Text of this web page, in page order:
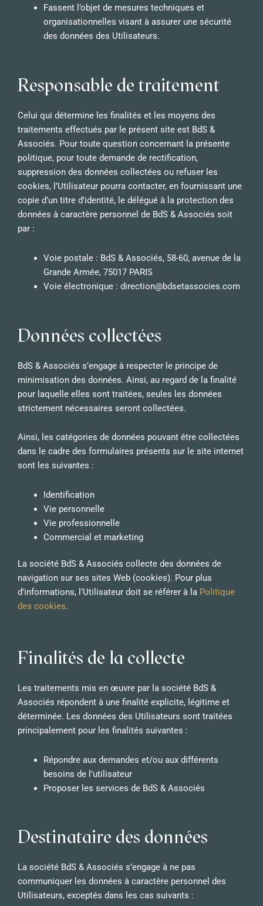
Fassent l’objet de mesures techniques et
organisationnelles visant à assurer une sécurité
des données des Utilisateurs.
Responsable de traitement
Celui qui détermine les finalités et les moyens des
traitements effectués par le présent site est BdS &
Associés. Pour toute question concernant la présente
politique, pour toute demande de rectification,
suppression des données collectées ou refuser les
cookies, l’Utilisateur pourra contacter, en fournissant une
copie d’un titre d’identité, le délégué à la protection des
données à caractère personnel de BdS & Associés soit
par :
Voie postale : BdS & Associés, 58-60, avenue de la
Grande Armée, 75017 PARIS
Voie électronique : direction@bdsetassocies.com
Données collectées
BdS & Associés s’engage à respecter le principe de
minimisation des données. Ainsi, au regard de la finalité
pour laquelle elles sont traitées, seules les données
strictement nécessaires seront collectées.
Ainsi, les catégories de données pouvant être collectées
dans le cadre des formulaires présents sur le site internet
sont les suivantes :
Identification
Vie personnelle
Vie professionnelle
Commercial et marketing
La société BdS & Associés collecte des données de
navigation sur ses sites Web (cookies). Pour plus
d’informations, l’Utilisateur doit se référer à la Politique
des cookies.
Finalités de la collecte
Les traitements mis en œuvre par la société BdS &
Associés répondent à une finalité explicite, légitime et
déterminée. Les données des Utilisateurs sont traitées
principalement pour les finalités suivantes :
Répondre aux demandes et/ou aux différents
besoins de l’utilisateur
Proposer les services de BdS & Associés
Destinataire des données
La société BdS & Associés s’engage à ne pas
communiquer les données à caractère personnel des
Utilisateurs, exceptés dans les cas suivants :